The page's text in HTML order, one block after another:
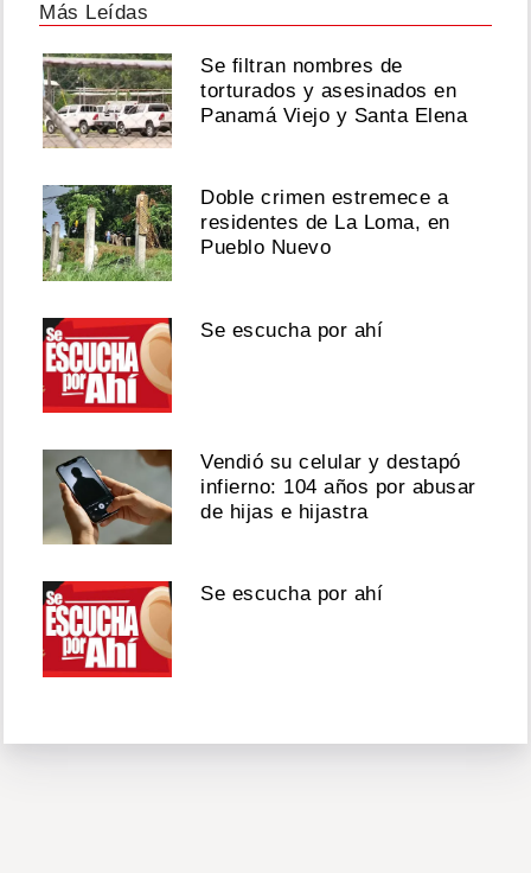
Más Leídas
Se filtran nombres de
torturados y asesinados en
Panamá Viejo y Santa Elena
Doble crimen estremece a
residentes de La Loma, en
Pueblo Nuevo
Se escucha por ahí
Vendió su celular y destapó
infierno: 104 años por abusar
de hijas e hijastra
Se escucha por ahí